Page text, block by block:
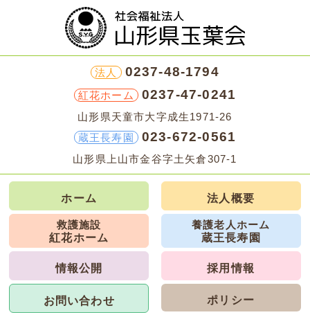
法人 0237-48-1794
紅花ホーム 0237-47-0241
山形県天童市大字成生1971-26
蔵王長寿園
023-672-0561
山形県上山市金谷字土矢倉307-1
ホーム 法人概要
救護施設
紅花ホーム
養護老人ホーム
蔵王長寿園
情報公開 採用情報
お問い合わせ ポリシー